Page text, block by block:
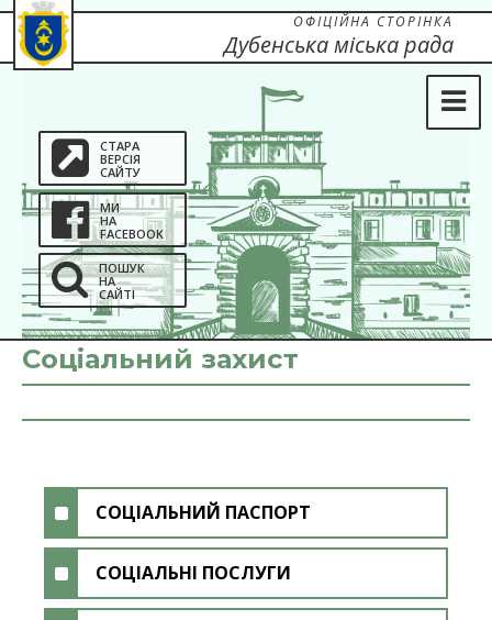
СТАРА
ВЕРСІЯ
САЙТУ
МИ
НА
FACEBOOK
ПОШУК
НА
САЙТІ
ОФІЦІЙНА СТОРІНКА
Дубенська міська рада
Соціальний захист
СОЦІАЛЬНИЙ ПАСПОРТ
СОЦІАЛЬНІ ПОСЛУГИ